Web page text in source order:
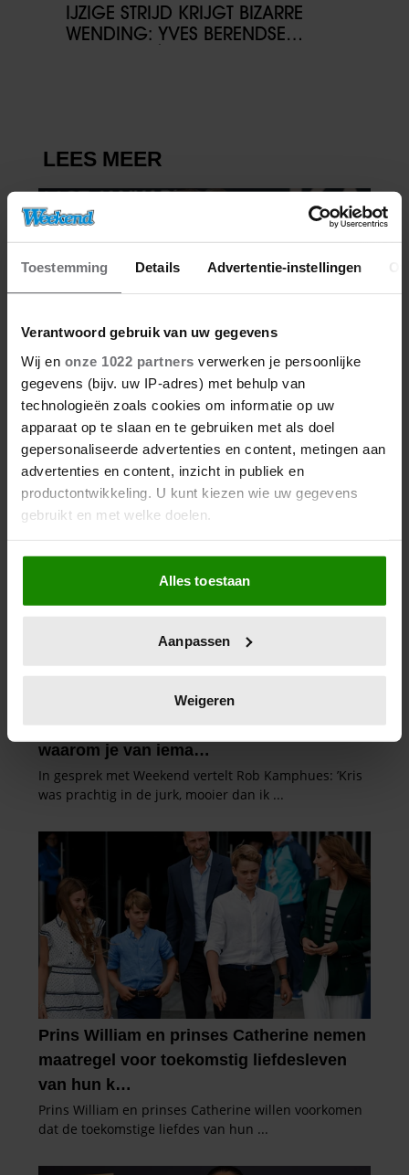
Toestemming Details Advertentie-instellingen
Verantwoord gebruik van uw gegevens
Wij en onze 1022 partners verwerken je persoonlijke
gegevens (bijv. uw IP-adres) met behulp van
technologieën zoals cookies om informatie op uw
apparaat op te slaan en te gebruiken met als doel
gepersonaliseerde advertenties en content, metingen aan
advertenties en content, inzicht in publiek en
productontwikkeling. U kunt kiezen wie uw gegevens
gebruikt en met welke doelen.
Als u het toestaat, willen we ook graag:
Informatie verzamelen over uw geografische
locatie, die tot een paar meter nauwkeurig kan zijn
scannen op specifieke eigenschappen (fingerprinting)
verwerkt en stel uw voorkeuren in het
intrekken in de Cookieverklaring.
We gebruiken cookies om content en advertenties te
personaliseren, om functies voor social media te bieden
en om ons websiteverkeer te analyseren. Ook delen we
informatie over uw gebruik van onze site met onze
partners voor social media, adverteren en analyse. Deze
partners kunnen deze gegevens combineren met andere
informatie die u aan ze heeft verstrekt of die ze hebben
verzameld op basis van uw gebruik van hun services. U
gaat akkoord met onze cookies als u onze website blijft
gebruiken.
Alles toestaan
Aanpassen
Weigeren
IJZIGE STRIJD KRIJGT BIZARRE
WENDING: YVES BERENDSE